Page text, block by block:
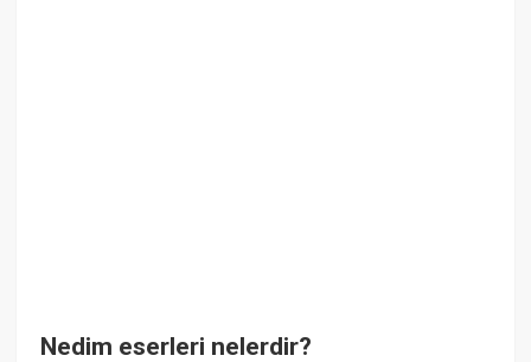
Nedim eserleri nelerdir?